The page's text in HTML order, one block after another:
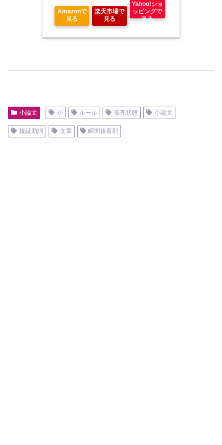
Amazonで
見る
楽天市場で
見る
Yahoo!ショ
ッピングで
見る
小論文 が ルール 仮死状態 小論文
接続助詞 文章 瞬間接着剤